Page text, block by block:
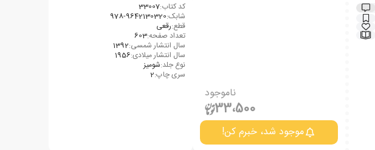
ناموجود
33،500
موجود شد، خبرم کن!
کد کتاب:33007
شابک:978-9642130320
قطع:رقعی
تعداد صفحه:603
سال انتشار شمسی:1392
سال انتشار میلادی:1956
نوع جلد:شومیز
سری چاپ:2